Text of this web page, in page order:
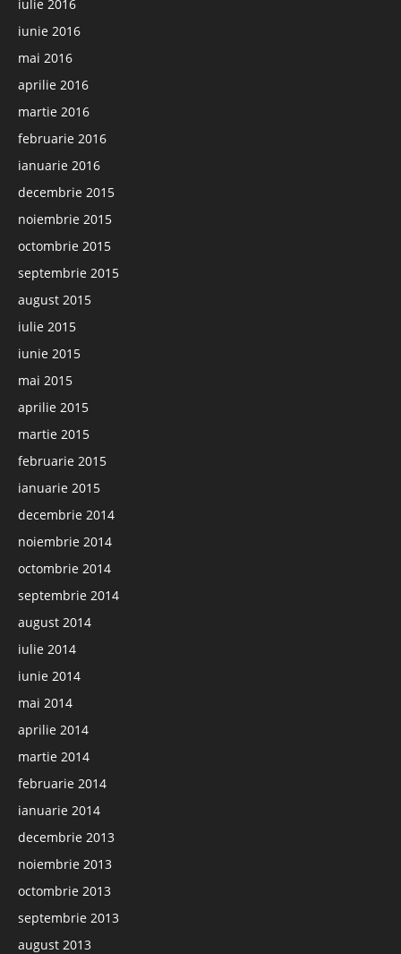
iulie 2016
iunie 2016
mai 2016
aprilie 2016
martie 2016
februarie 2016
ianuarie 2016
decembrie 2015
noiembrie 2015
octombrie 2015
septembrie 2015
august 2015
iulie 2015
iunie 2015
mai 2015
aprilie 2015
martie 2015
februarie 2015
ianuarie 2015
decembrie 2014
noiembrie 2014
octombrie 2014
septembrie 2014
august 2014
iulie 2014
iunie 2014
mai 2014
aprilie 2014
martie 2014
februarie 2014
ianuarie 2014
decembrie 2013
noiembrie 2013
octombrie 2013
septembrie 2013
august 2013